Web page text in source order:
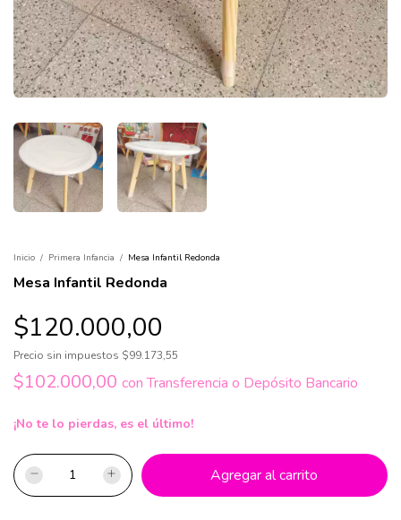
Inicio / Primera Infancia / Mesa Infantil Redonda
Mesa Infantil Redonda
$120.000,00
Precio sin impuestos $99.173,55
$102.000,00 con Transferencia o Depósito Bancario
¡No te lo pierdas, es el último!